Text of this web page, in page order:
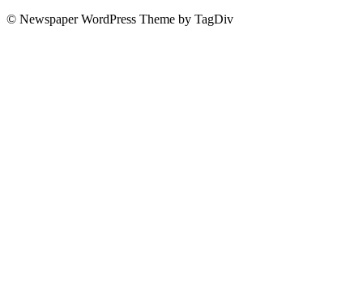
© Newspaper WordPress Theme by TagDiv